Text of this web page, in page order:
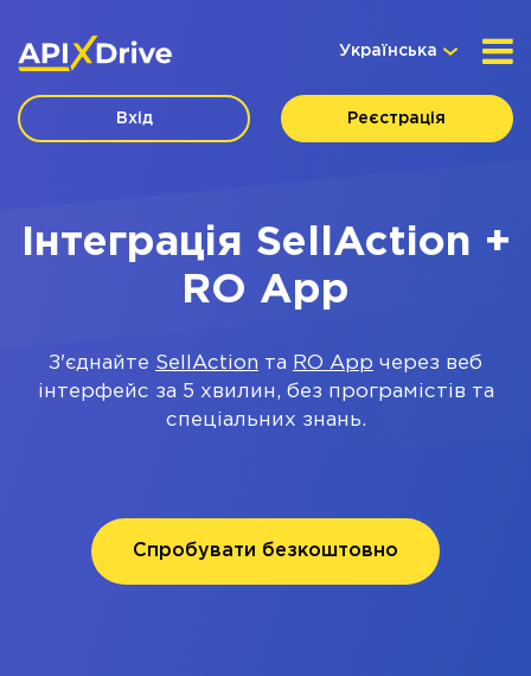
Українська
Вхід Реєстрація
Інтеграція SellAction +
RO App
З'єднайте SellAction та RO App через веб
інтерфейс за 5 хвилин, без програмістів та
спеціальних знань.
Спробувати безкоштовно